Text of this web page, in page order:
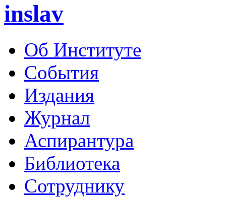
inslav
Об Институте
События
Издания
Журнал
Аспирантура
Библиотека
Сотруднику